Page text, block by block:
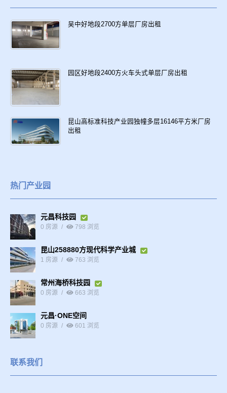
吴中好地段2700方单层厂房出租
园区好地段2400方火车头式单层厂房出租
昆山高标准科技产业园独幢多层16146平方米厂房
出租
热门产业园
元昌科技园
0 房源 798 浏览
昆山258880方现代科学产业城
1 房源 763 浏览
常州海桥科技园
0 房源 663 浏览
元昌·ONE空间
0 房源 601 浏览
联系我们